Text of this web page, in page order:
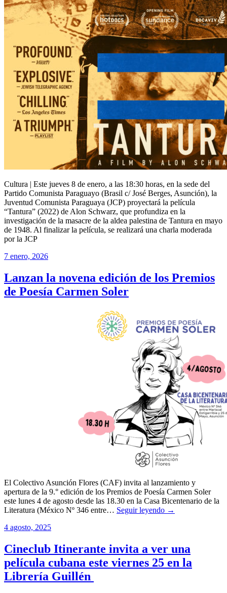
Cultura | Este jueves 8 de enero, a las 18:30 horas, en la sede del
Partido Comunista Paraguayo (Brasil c/ José Berges, Asunción), la
Juventud Comunista Paraguaya (JCP) proyectará la película
“Tantura” (2022) de Alon Schwarz, que profundiza en la
investigación de la masacre de la aldea palestina de Tantura en mayo
de 1948. Al finalizar la película, se realizará una charla moderada
por la JCP
7 enero, 2026
Lanzan la novena edición de los Premios
de Poesía Carmen Soler
El Colectivo Asunción Flores (CAF) invita al lanzamiento y
apertura de la 9.° edición de los Premios de Poesía Carmen Soler
este lunes 4 de agosto desde las 18.30 en la Casa Bicentenario de la
Literatura (México Nº 346 entre… Seguir leyendo →
4 agosto, 2025
Cineclub Itinerante invita a ver una
película cubana este viernes 25 en la
Librería Guillén